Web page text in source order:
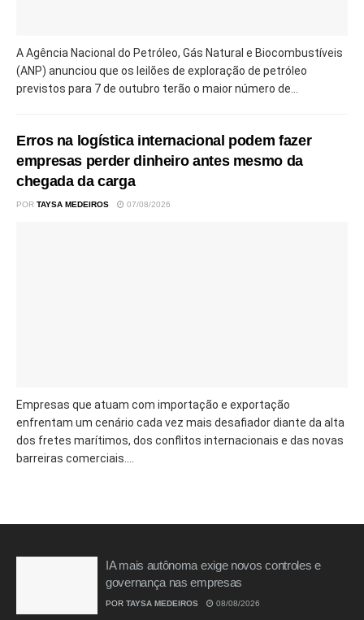
A Agência Nacional do Petróleo, Gás Natural e Biocombustíveis
(ANP) anunciou que os leilões de exploração de petróleo
previstos para 7 de outubro terão o maior número de...
Erros na logística internacional podem fazer
empresas perder dinheiro antes mesmo da
chegada da carga
POR TAYSA MEDEIROS 07/08/2026
Empresas que atuam com importação e exportação
enfrentam um cenário cada vez mais desafiador diante da alta
dos fretes marítimos, dos conflitos internacionais e das novas
barreiras comerciais....
IA mais autônoma exige novos controles e
governança nas empresas
POR TAYSA MEDEIROS 08/08/2026